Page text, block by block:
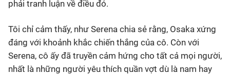
phải tranh luận về điều đó.
Tôi chỉ cảm thấy, như Serena chia sẻ rằng, Osaka xứng
đáng với khoảnh khắc chiến thắng của cô. Còn với
Serena, cô ấy đã truyền cảm hứng cho tất cả mọi người,
nhất là những người yêu thích quần vợt dù là nam hay